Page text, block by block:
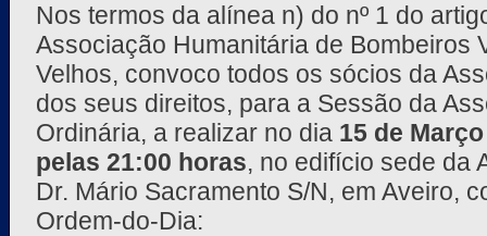
Nos termos da alínea n) do nº 1 do
Associação Humanitária de Bombeiros
Velhos, convoco todos os sócios da
dos seus direitos, para a Sessão da
Ordinária, a realizar no dia 15 de
pelas 21:00 horas, no edifício sede da
Dr. Mário Sacramento S/N, em Aveiro,
Ordem-do-Dia: